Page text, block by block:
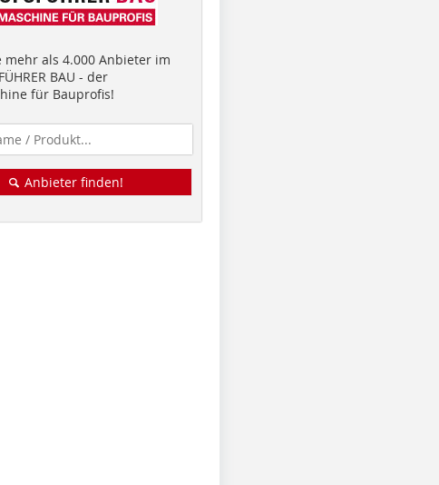
mehr als 4.000 Anbieter im
BAU - der
für Bauprofis!
Anbieter finden!